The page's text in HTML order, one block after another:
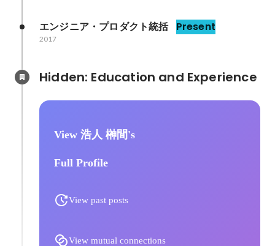
エンジニア・プロダクト統括 Present
2017
View 浩人 榊間's
Full Profile
View past posts
View mutual connections